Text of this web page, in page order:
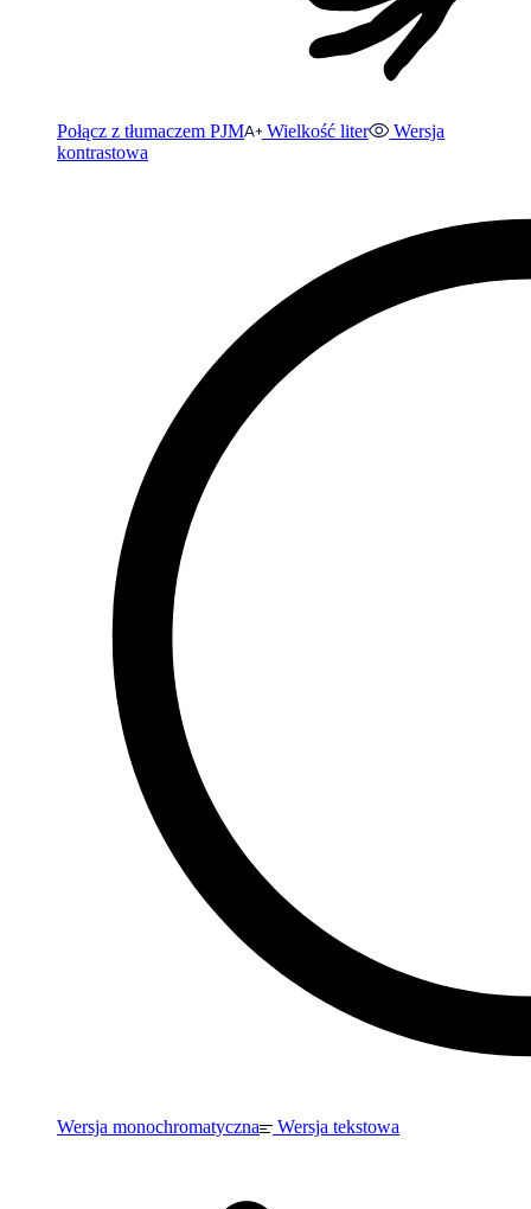
Połącz z tłumaczem PJM Wielkość liter
Wersja
kontrastowa
Wersja monochromatyczna Wersja tekstowa